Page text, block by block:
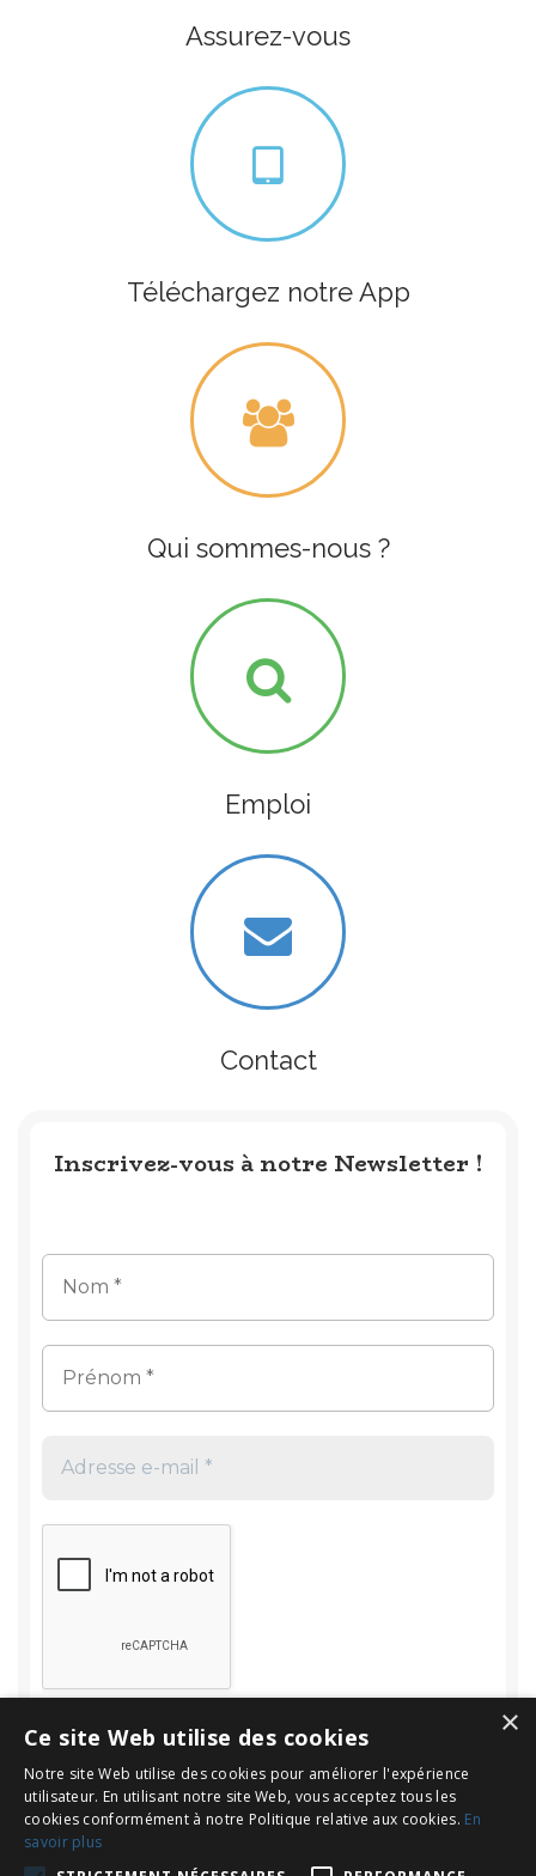
Assurez-vous
Téléchargez notre App
Qui sommes-nous ?
Emploi
Contact
Inscrivez-vous à notre Newsletter !
Rechercher
×
Ce site Web utilise des cookies
Notre site Web utilise des cookies pour améliorer l'expérience
utilisateur. En utilisant notre site Web, vous acceptez tous les
cookies conformément à notre Politique relative aux cookies. En
savoir plus